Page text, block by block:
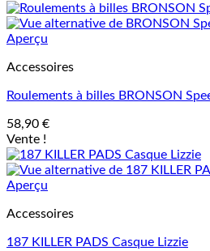
Aperçu
Accessoires
Roulements à billes BRONSON
58,90 €
Vente !
Aperçu
Accessoires
187 KILLER PADS Casque Lizzie